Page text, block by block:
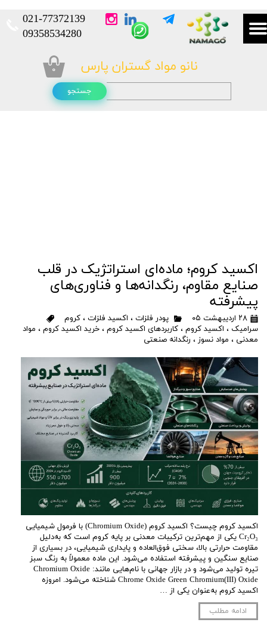
نانو مواد گستران پارس
021-77372139​​​​​​​
​​​​​​​09358534280
جستجو
۰
اکسید کروم؛ ماده‌ای استراتژیک در قلب
صنایع مقاوم، رنگدانه‌ها و فناوری‌های
پیشرفته
۲۸ اردیبهشت ۰۵ پودر فلزات ، اکسید فلزات ، کروم
سرامیک ، اکسید کروم ، کاربردهای اکسید کروم ، خرید اکسید کروم ، مواد
معدنی ، مواد نسوز ، رنگدانه صنعتی
اکسید کروم چیست؟ اکسید کروم (Chromium Oxide) با فرمول شیمیایی
Cr₂O₃ یکی از مهم‌ترین ترکیبات معدنی بر پایه کروم است که به‌دلیل
مقاومت حرارتی بالا، سختی فوق‌العاده و پایداری شیمیایی، در بسیاری از
صنایع سنگین و پیشرفته استفاده می‌شود. این ماده معمولاً به رنگ سبز
تیره تولید می‌شود و در بازار جهانی با نام‌هایی مانند: Chromium Oxide
Chrome Oxide Green Chromium(III) Oxide شناخته می‌شود. امروزه
اکسید کروم به‌عنوان یکی از …
ادامه مطلب